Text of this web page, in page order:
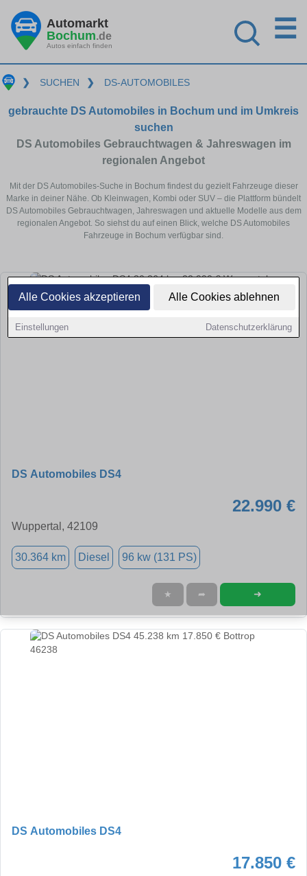
Alle Cookies akzeptieren Alle Cookies ablehnen
Einstellungen Datenschutzerklärung
Automarkt
Bochum.de
Autos einfach finden
☰
❯ SUCHEN ❯ DS-AUTOMOBILES
gebrauchte DS Automobiles in Bochum und im Umkreis
suchen
DS Automobiles Gebrauchtwagen & Jahreswagen im
regionalen Angebot
Mit der DS Automobiles-Suche in Bochum findest du gezielt Fahrzeuge dieser
Marke in deiner Nähe. Ob Kleinwagen, Kombi oder SUV – die Plattform bündelt
DS Automobiles Gebrauchtwagen, Jahreswagen und aktuelle Modelle aus dem
regionalen Angebot. So siehst du auf einen Blick, welche DS Automobiles
Fahrzeuge in Bochum verfügbar sind.
DS Automobiles DS4
22.990 €
Wuppertal, 42109
30.364 km Diesel 96 kw (131 PS)
★ ➦ ➜
DS Automobiles DS4
17.850 €